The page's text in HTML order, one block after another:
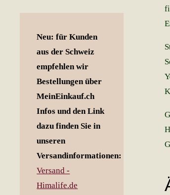
Neu: für Kunden
aus der Schweiz
empfehlen wir
Bestellungen über
MeinEinkauf.ch
Infos und den Link
dazu finden Sie in
unseren
Versandinformationen:
Versand -
Himalife.de